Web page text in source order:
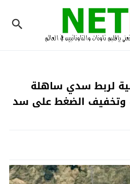
لربط سدي ساهلة
وتخفيف الضغط على سد